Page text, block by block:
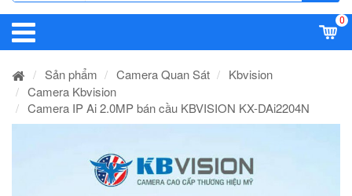
0
Sản phẩm Camera Quan Sát
Kbvision
Camera Kbvision
Camera IP Ai 2.0MP bán cầu KBVISION KX-DAi2204N